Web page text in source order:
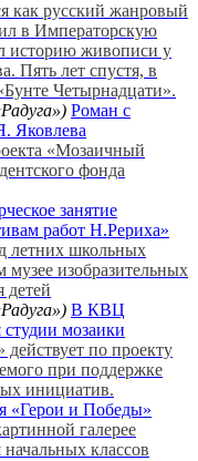
как русский жанровый
в Императорскую
историю живописи у
Пять лет спустя, в
Четырнадцати».
Роман с
Яковлева
«Мозаичный
фонда
занятие
работ Н.Рериха»
летних школьных
музее изобразительных
детей
В КВЦ
студии мозаики
по проекту
при поддержке
инициатив.
«Герои и Победы»
галерее
классов